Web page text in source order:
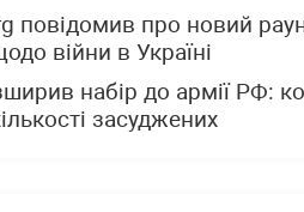
повідомив про новий
війни в Україні
набір до армії РФ:
засуджених